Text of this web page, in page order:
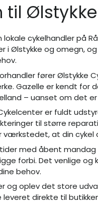
til
cykelhandler på
i Ølstykke og omegn,
fører Ølstykke
Gazelle er kendt for
– uanset om det er
er fuldt
til større
værkstedet, at din cykel
med åbent mandag
forbi. Det venlige
behov.
og oplev det store
leveret direkte til